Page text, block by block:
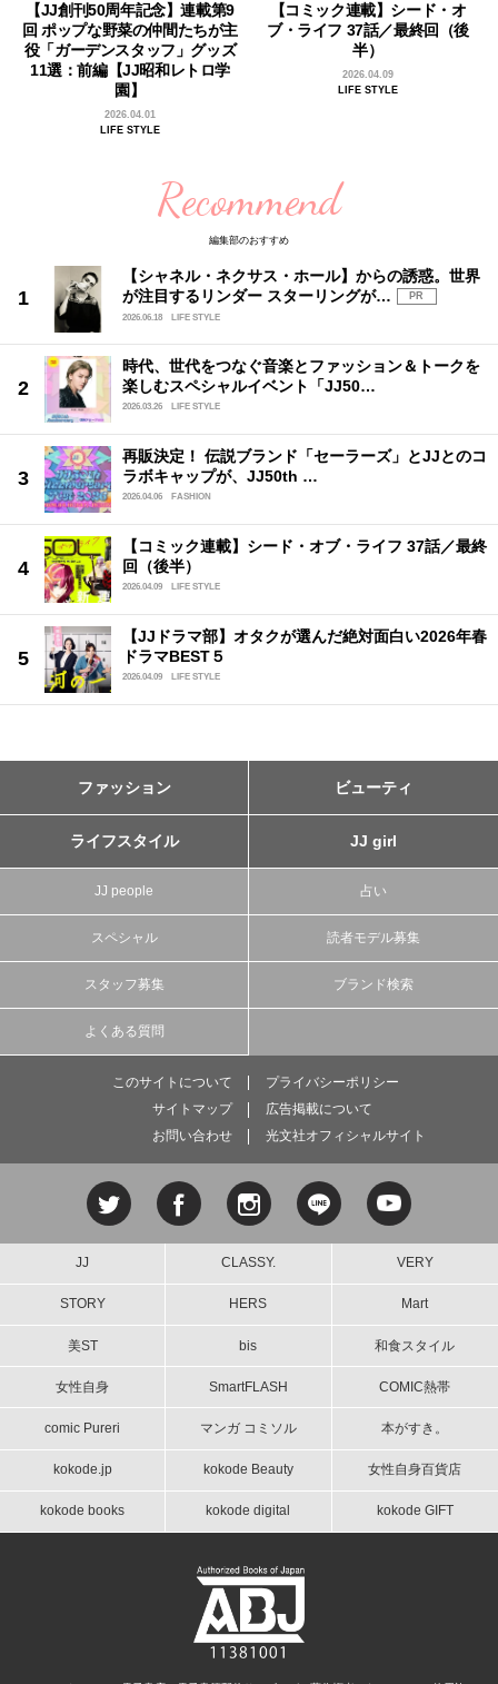
【JJ創刊50周年記念】連載第9
回 ポップな野菜の仲間たちが主
役「ガーデンスタッフ」グッズ
11選：前編【JJ昭和レトロ学
園】
2026.04.01
LIFE STYLE
【コミック連載】シード・オ
ブ・ライフ 37話／最終回（後
半）
2026.04.09
LIFE STYLE
Recommend
編集部のおすすめ
【シャネル・ネクサス・ホール】からの誘惑。世界
が注目するリンダー スターリングが…
PR
2026.06.18
LIFE STYLE
時代、世代をつなぐ音楽とファッション＆トークを
楽しむスペシャルイベント「JJ50…
2026.03.26 LIFE STYLE
再販決定！ 伝説ブランド「セーラーズ」とJJとのコ
ラボキャップが、JJ50th …
2026.04.06 FASHION
【コミック連載】シード・オブ・ライフ 37話／最終
回（後半）
2026.04.09 LIFE STYLE
【JJドラマ部】オタクが選んだ絶対面白い2026年春
ドラマBEST５
2026.04.09 LIFE STYLE
ファッション ビューティ
ライフスタイル JJ girl
JJ people 占い
スペシャル 読者モデル募集
スタッフ募集 ブランド検索
よくある質問
このサイトについて
プライバシーポリシー
サイトマップ
広告掲載について
お問い合わせ
光文社オフィシャルサイト
JJ CLASSY. VERY
STORY HERS Mart
美ST bis 和食スタイル
女性自身 SmartFLASH COMIC熱帯
comic Pureri マンガ コミソル 本がすき。
kokode.jp kokode Beauty 女性自身百貨店
kokode books kokode digital kokode GIFT